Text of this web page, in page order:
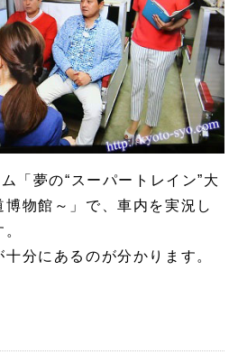
「夢の“スーパートレイン”大
物館～」で、車内を実況し
分にあるのが分かります。